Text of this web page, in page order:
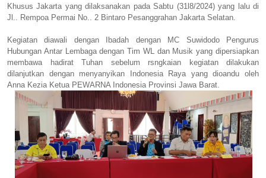
Khusus Jakarta yang dilaksanakan pada Sabtu (31l8/2024) yang lalu di
Jl.. Rempoa Permai No.. 2 Bintaro Pesanggrahan Jakarta Selatan.
Kegiatan diawali dengan Ibadah dengan MC Suwidodo Pengurus
Hubungan Antar Lembaga dengan Tim WL dan Musik yang dipersiapkan
membawa hadirat Tuhan sebelum rsngkaian kegiatan dilakukan
dilanjutkan dengan menyanyikan Indonesia Raya yang dioandu oleh
Anna Kezia Ketua PEWARNA Indonesia Provinsi Jawa Barat.